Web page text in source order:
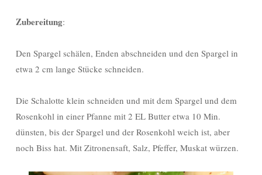
Zubereitung:
Den Spargel schälen, Enden abschneiden und den Spargel in
etwa 2 cm lange Stücke schneiden.
Die Schalotte klein schneiden und mit dem Spargel und dem
Rosenkohl in einer Pfanne mit 2 EL Butter etwa 10 Min.
dünsten, bis der Spargel und der Rosenkohl weich ist, aber
noch Biss hat. Mit Zitronensaft, Salz, Pfeffer, Muskat würzen.